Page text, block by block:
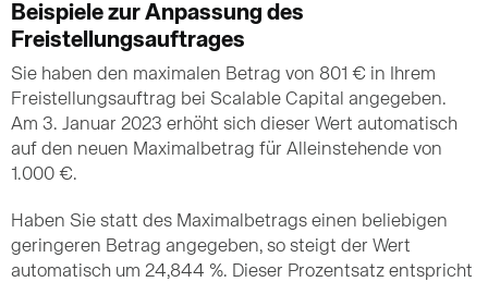
Beispiele zur Anpassung des
Freistellungsauftrages
Sie haben den maximalen Betrag von 801 € in Ihrem
Freistellungsauftrag bei Scalable Capital angegeben.
Am 3. Januar 2023 erhöht sich dieser Wert automatisch
auf den neuen Maximalbetrag für Alleinstehende von
1.000 €.
Haben Sie statt des Maximalbetrags einen beliebigen
geringeren Betrag angegeben, so steigt der Wert
automatisch um 24,844 %. Dieser Prozentsatz entspricht